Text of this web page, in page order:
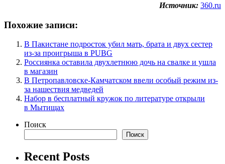
Источник: 360.ru
Похожие записи:
В Пакистане подросток убил мать, брата и двух сестер
из-за проигрыша в PUBG
Россиянка оставила двухлетнюю дочь на свалке и ушла
в магазин
В Петропавловске-Камчатском ввели особый режим из-
за нашествия медведей
Набор в бесплатный кружок по литературе открыли
в Мытищах
Поиск
Поиск
Recent Posts